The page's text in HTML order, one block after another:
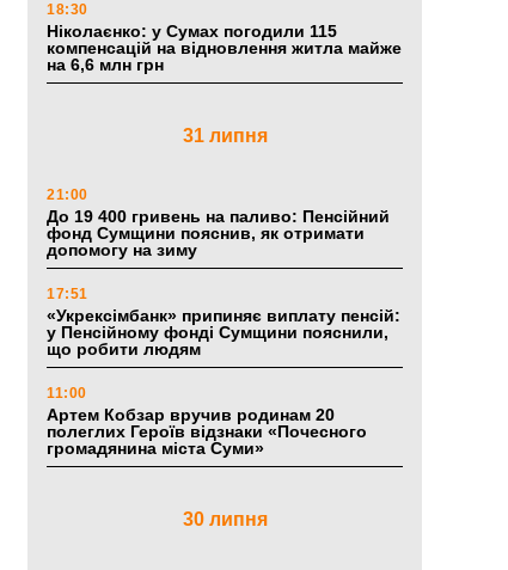
18:30
Ніколаєнко: у Сумах погодили 115
компенсацій на відновлення житла майже
на 6,6 млн грн
31 липня
21:00
До 19 400 гривень на паливо: Пенсійний
фонд Сумщини пояснив, як отримати
допомогу на зиму
17:51
«Укрексімбанк» припиняє виплату пенсій:
у Пенсійному фонді Сумщини пояснили,
що робити людям
11:00
Артем Кобзар вручив родинам 20
полеглих Героїв відзнаки «Почесного
громадянина міста Суми»
30 липня